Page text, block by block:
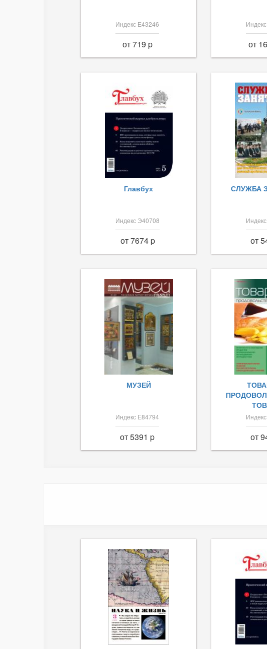
Индекс Е43246
от 719 p от
Главбух
Индекс Э40708
от 7674 p
СЛУЖБА
от
МУЗЕЙ
Индекс Е84794
от 5391 p от